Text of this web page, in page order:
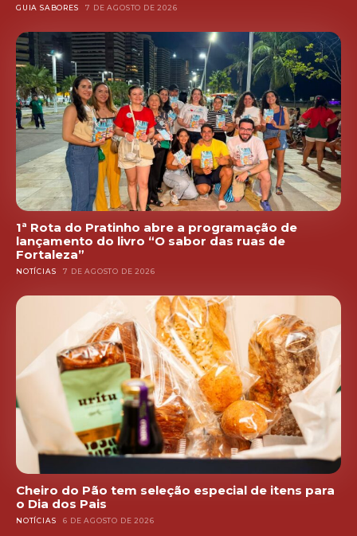
GUIA SABORES 7 DE AGOSTO DE 2026
1ª Rota do Pratinho abre a programação de
lançamento do livro “O sabor das ruas de
Fortaleza”
NOTÍCIAS 7 DE AGOSTO DE 2026
Cheiro do Pão tem seleção especial de itens para
o Dia dos Pais
NOTÍCIAS 6 DE AGOSTO DE 2026